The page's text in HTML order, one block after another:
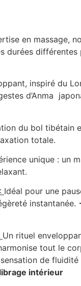
en massage,
durées différentes
inspiré du
d’Anma
du bol tibétain
totale.
unique : un
Idéal pour une
instantanée.
Un rituel
tout le
de
intérieur